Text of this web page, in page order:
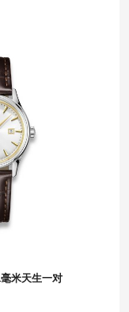
米天生一对